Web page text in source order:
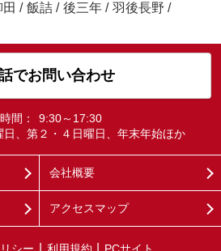
/ 飯詰 / 後三年 / 羽後長野 /
でお問い合わせ
間：
9:30～17:30
日、第２・４日曜日、年末年始ほか
会社概要
アクセスマップ